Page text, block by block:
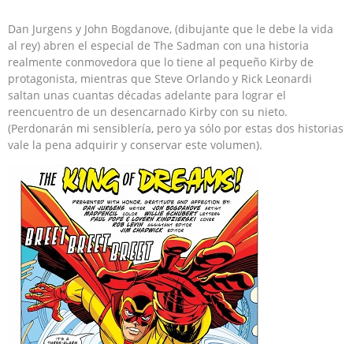
Dan Jurgens y John Bogdanove, (dibujante que le debe la vida
al rey) abren el especial de The Sadman con una historia
realmente conmovedora que lo tiene al pequeño Kirby de
protagonista, mientras que Steve Orlando y Rick Leonardi
saltan unas cuantas décadas adelante para lograr el
reencuentro de un desencarnado Kirby con su nieto.
(Perdonarán mi sensiblería, pero ya sólo por estas dos historias
vale la pena adquirir y conservar este volumen).